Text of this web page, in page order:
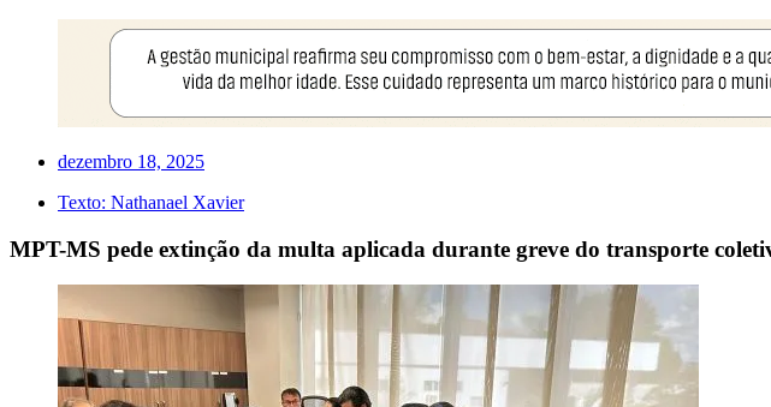
dezembro 18, 2025
Texto: Nathanael Xavier
MPT-MS pede extinção da multa aplicada durante greve do transporte